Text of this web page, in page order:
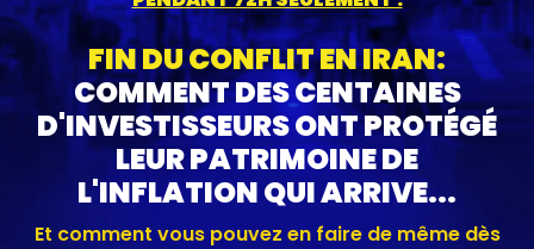
FIN DU CONFLIT EN IRAN:
COMMENT DES CENTAINES
D'INVESTISSEURS ONT PROTÉGÉ
LEUR PATRIMOINE DE
L'INFLATION QUI ARRIVE...
Et comment vous pouvez en faire de même dès